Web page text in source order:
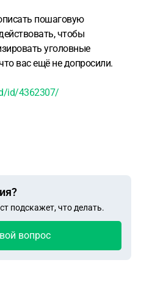
пошаговую
чтобы
уголовные
вас ещё не допросили.
id/4362307/
подскажет, что делать.
вопрос